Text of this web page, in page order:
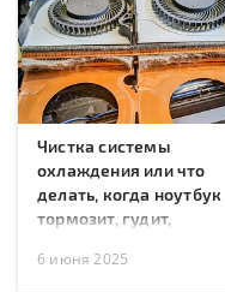
Чистка системы
охлаждения или что
делать, когда ноутбук
тормозит, гудит,
перезагружается?
6 июня 2025